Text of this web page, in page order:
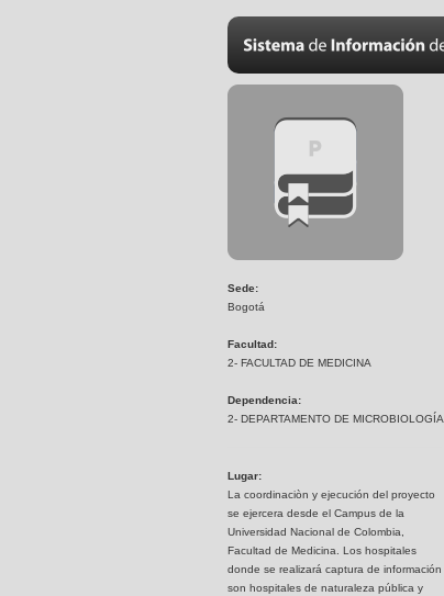
Sede:
Bogotá
Facultad:
2- FACULTAD DE MEDICINA
Dependencia:
2- DEPARTAMENTO DE MICROBIOLOGÍA
Lugar:
La coordinaciòn y ejecución del proyecto
se ejercera desde el Campus de la
Universidad Nacional de Colombia,
Facultad de Medicina. Los hospitales
donde se realizará captura de información
son hospitales de naturaleza pública y